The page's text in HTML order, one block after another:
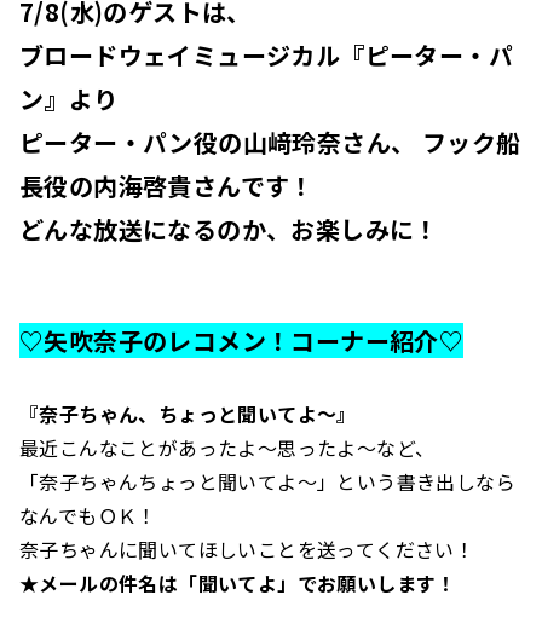
7/8(水)のゲストは、
ブロードウェイミュージカル『ピーター・パ
ン』より
ピーター・パン役の山﨑玲奈さん、 フック船
長役の内海啓貴さんです！
どんな放送になるのか、お楽しみに！
♡矢吹奈子のレコメン！コーナー紹介♡
『奈子ちゃん、ちょっと聞いてよ～』
最近こんなことがあったよ～思ったよ～など、
「奈子ちゃんちょっと聞いてよ〜」という書き出しなら
なんでもＯＫ！
奈子ちゃんに聞いてほしいことを送ってください！
★メールの件名は「聞いてよ」でお願いします！